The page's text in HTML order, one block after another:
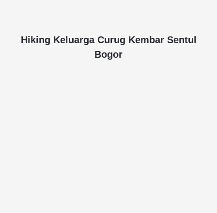
Hiking Keluarga Curug Kembar Sentul
Bogor